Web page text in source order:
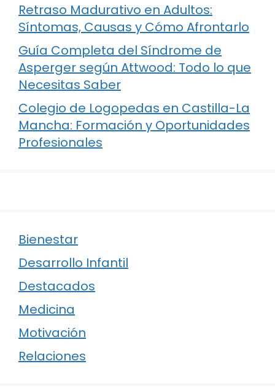
Retraso Madurativo en Adultos:
Síntomas, Causas y Cómo Afrontarlo
Guía Completa del Síndrome de
Asperger según Attwood: Todo lo que
Necesitas Saber
Colegio de Logopedas en Castilla-La
Mancha: Formación y Oportunidades
Profesionales
Bienestar
Desarrollo Infantil
Destacados
Medicina
Motivación
Relaciones